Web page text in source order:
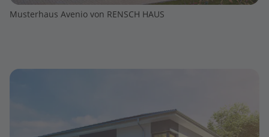
Musterhaus Avenio von RENSCH HAUS